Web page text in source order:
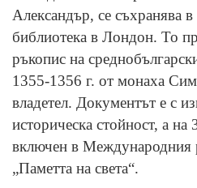
Александър, се съхранява в
библиотека в Лондон. То
ръкопис на
1355-1356 г. от монаха
владетел. Документът е с
историческа стойност, а
включен в
„Паметта на света“.